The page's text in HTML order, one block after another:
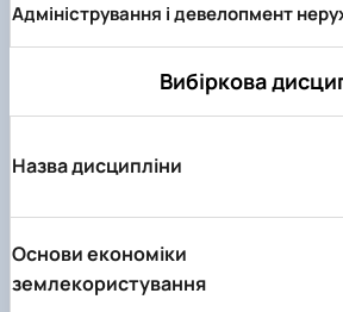
Адміністрування і девелопмент
Вибіркова
Назва дисципліни
Основи економіки
землекористування